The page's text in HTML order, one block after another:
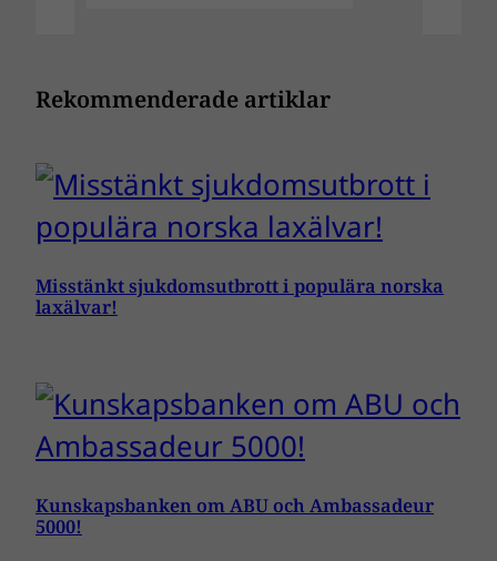
Rekommenderade artiklar
Misstänkt sjukdomsutbrott i populära norska
laxälvar!
Kunskapsbanken om ABU och Ambassadeur
5000!